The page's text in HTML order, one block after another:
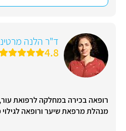
ד"ר הלנה
4.8
רופאה בכירה במחלקה לרפואת עור,
מנהלת מרפאת שיער ורופאה